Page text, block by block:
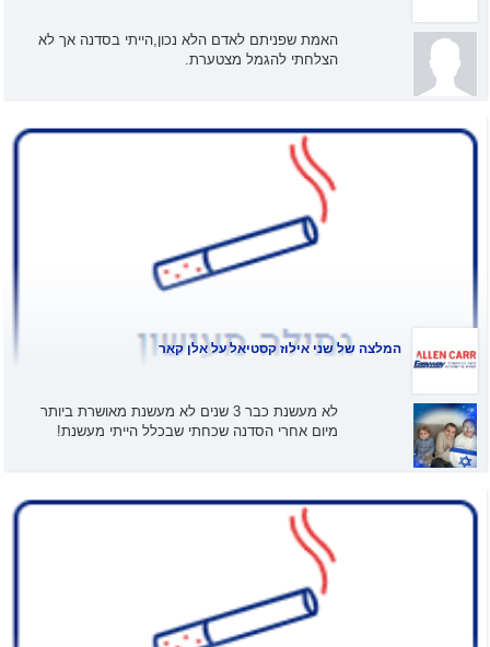
האמת שפניתם לאדם הלא נכון,הייתי בסדנה אך לא
הצלחתי להגמל מצטערת.
המלצה של שני אילוז קסטיאל על אלן קאר
לא מעשנת כבר 3 שנים לא מעשנת מאושרת ביותר
מיום אחרי הסדנה שכחתי שבכלל הייתי מעשנת!